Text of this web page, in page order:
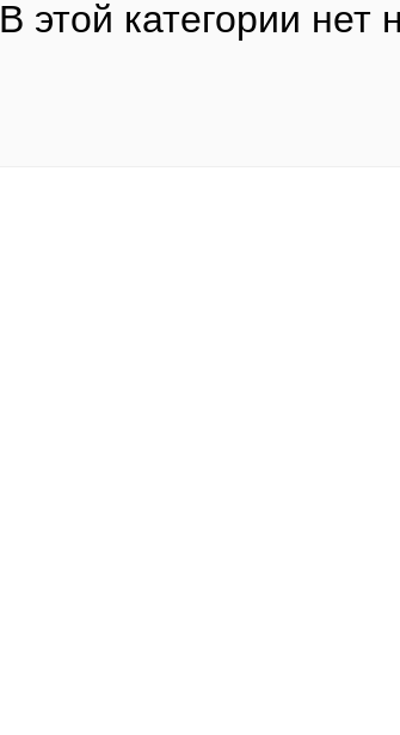
В этой категории нет